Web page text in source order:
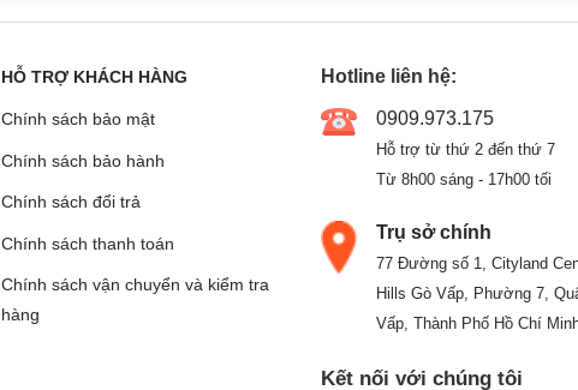
HỖ TRỢ KHÁCH HÀNG
Chính sách bảo mật
Chính sách bảo hành
Chính sách đổi trả
Chính sách thanh toán
Chính sách vận chuyển và kiểm tra
hàng
Hotline liên hệ:
0909.973.175
Hỗ trợ từ thứ 2 đến thứ 7
Từ 8h00 sáng - 17h00 tối
Trụ sở chính
77 Đường số 1, Cityland
Hills Gò Vấp, Phường 7,
Vấp, Thành Phố Hồ Chí
Kết nối với chúng tôi